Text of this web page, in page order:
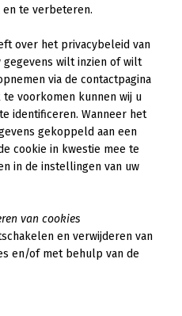
en te verbeteren.
over het privacybeleid van
wilt inzien of wilt
via de contactpagina
voorkomen kunnen wij u
identificeren. Wanneer het
gekoppeld aan een
cookie in kwestie mee te
in de instellingen van uw
van cookies
en verwijderen van
en/of met behulp van de